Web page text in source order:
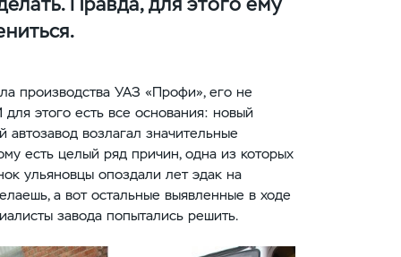
производства УАЗ «Профи», его не
этого есть все основания: новый
возлагал значительные
есть целый ряд причин, одна из которых
ульяновцы опоздали лет эдак на
а вот остальные выявленные в ходе
завода попытались решить.